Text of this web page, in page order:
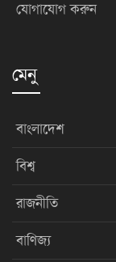
যোগাযোগ করুন
মেনু
বাংলাদেশ
বিশ্ব
রাজনীতি
বাণিজ্য